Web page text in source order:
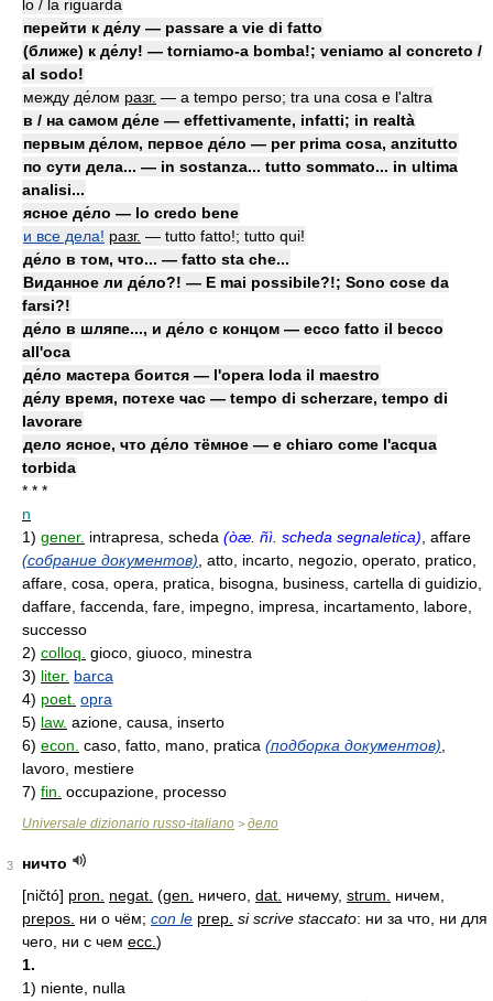
lo / la riguarda
перейти к де́лу — passare a vie di fatto
(ближе) к де́лу! — torniamo-a bomba!; veniamo al concreto /
al sodo!
между де́лом разг. — a tempo perso; tra una cosa e l'altra
в / на самом де́ле — effettivamente, infatti; in realtà
первым де́лом, первое де́ло — per prima cosa, anzitutto
по сути дела... — in sostanza... tutto sommato... in ultima
analisi...
ясное де́ло — lo credo bene
и все дела! разг. — tutto fatto!; tutto qui!
де́ло в том, что... — fatto sta che...
Виданное ли де́ло?! — E mai possibile?!; Sono cose da
farsi?!
де́ло в шляпе..., и де́ло с концом — ecco fatto il becco
all'oca
де́ло мастера боится — l'opera loda il maestro
де́лу время, потехе час — tempo di scherzare, tempo di
lavorare
дело ясное, что де́ло тёмное — e chiaro come l'acqua
torbida
* * *
n
1) gener. intrapresa, scheda (òæ. ñì. scheda segnaletica) , affare
(собрание документов) , atto, incarto, negozio, operato, pratico,
affare, cosa, opera, pratica, bisogna, business, cartella di guidizio,
daffare, faccenda, fare, impegno, impresa, incartamento, labore,
successo
2) colloq. gioco, giuoco, minestra
3) liter. barca
4) poet. opra
5) law. azione, causa, inserto
6) econ. caso, fatto, mano, pratica (подборка документов)
lavoro, mestiere
7) fin. occupazione, processo
Universale dizionario russo-italiano > дело
3
ничто
[ničtó] pron. negat. (gen. ничего, dat. ничему, strum.
ничем,
prepos. ни о чём; con le prep. si scrive staccato: ни за что, ни для
чего, ни с чем ecc. )
1.
1) niente, nulla